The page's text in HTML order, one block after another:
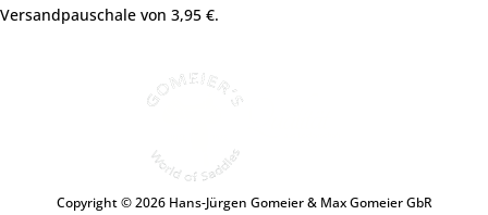
Versandpauschale von 3,95 €.
Copyright © 2026 Hans-Jürgen Gomeier & Max Gomeier GbR